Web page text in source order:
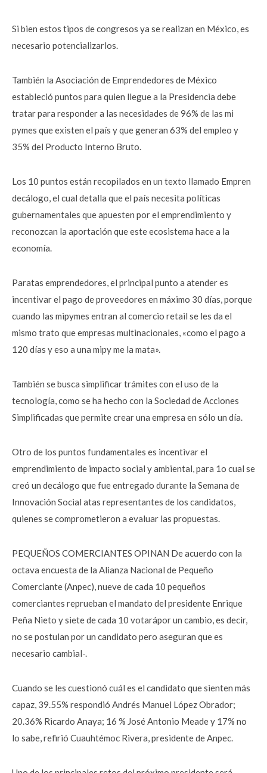
Si bien estos tipos de congresos ya se realizan en México, es
necesario potencializarlos.
También la Asociación de Emprendedores de México
estableció puntos para quien llegue a la Presidencia debe
tratar para responder a las necesidades de 96% de las mi
pymes que existen el país y que generan 63% del empleo y
35% del Producto Interno Bruto.
Los 10 puntos están recopilados en un texto llamado Empren
decálogo, el cual detalla que el país necesita políticas
gubernamentales que apuesten por el emprendimiento y
reconozcan la aportación que este ecosistema hace a la
economía.
Paratas emprendedores, el principal punto a atender es
incentivar el pago de proveedores en máximo 30 días, porque
cuando las mipymes entran al comercio retail se les da el
mismo trato que empresas multinacionales, «como el pago a
120 días y eso a una mipy me la mata».
También se busca simplificar trámites con el uso de la
tecnología, como se ha hecho con la Sociedad de Acciones
Simplificadas que permite crear una empresa en sólo un día.
Otro de los puntos fundamentales es incentivar el
emprendimiento de impacto social y ambiental, para 1o cual se
creó un decálogo que fue entregado durante la Semana de
Innovación Social atas representantes de los candidatos,
quienes se comprometieron a evaluar las propuestas.
PEQUEÑOS COMERCIANTES OPINAN De acuerdo con la
octava encuesta de la Alianza Nacional de Pequeño
Comerciante (Anpec), nueve de cada 10 pequeños
comerciantes reprueban el mandato del presidente Enrique
Peña Nieto y siete de cada 10 votarápor un cambio, es decir,
no se postulan por un candidato pero aseguran que es
necesario cambial-.
Cuando se les cuestionó cuál es el candidato que sienten más
capaz, 39.55% respondió Andrés Manuel López Obrador;
20.36% Ricardo Anaya; 16 % José Antonio Meade y 17% no
lo sabe, refirió Cuauhtémoc Rivera, presidente de Anpec.